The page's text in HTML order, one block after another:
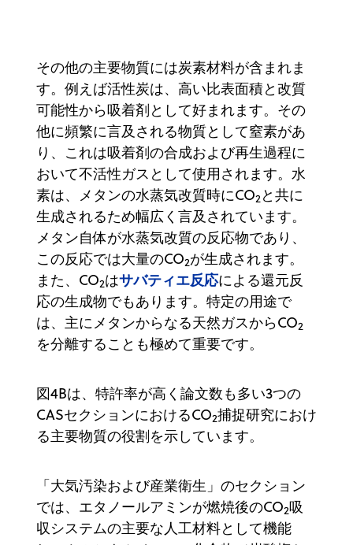
その他の主要物質には炭素材料が含まれま
す。例えば活性炭は、高い比表面積と改質
可能性から吸着剤として好まれます。その
他に頻繁に言及される物質として窒素があ
り、これは吸着剤の合成および再生過程に
おいて不活性ガスとして使用されます。水
素は、メタンの水蒸気改質時にCO2と共に
生成されるため幅広く言及されています。
メタン自体が水蒸気改質の反応物であり、
この反応では大量のCO2が生成されます。
また、CO2はサバティエ反応による還元反
応の生成物でもあります。特定の用途で
は、主にメタンからなる天然ガスからCO2
を分離することも極めて重要です。
図4Bは、特許率が高く論文数も多い3つの
CASセクションにおけるCO2捕捉研究におけ
る主要物質の役割を示しています。
「大気汚染および産業衛生」のセクション
では、エタノールアミンが燃焼後のCO2吸
収システムの主要な人工材料として機能